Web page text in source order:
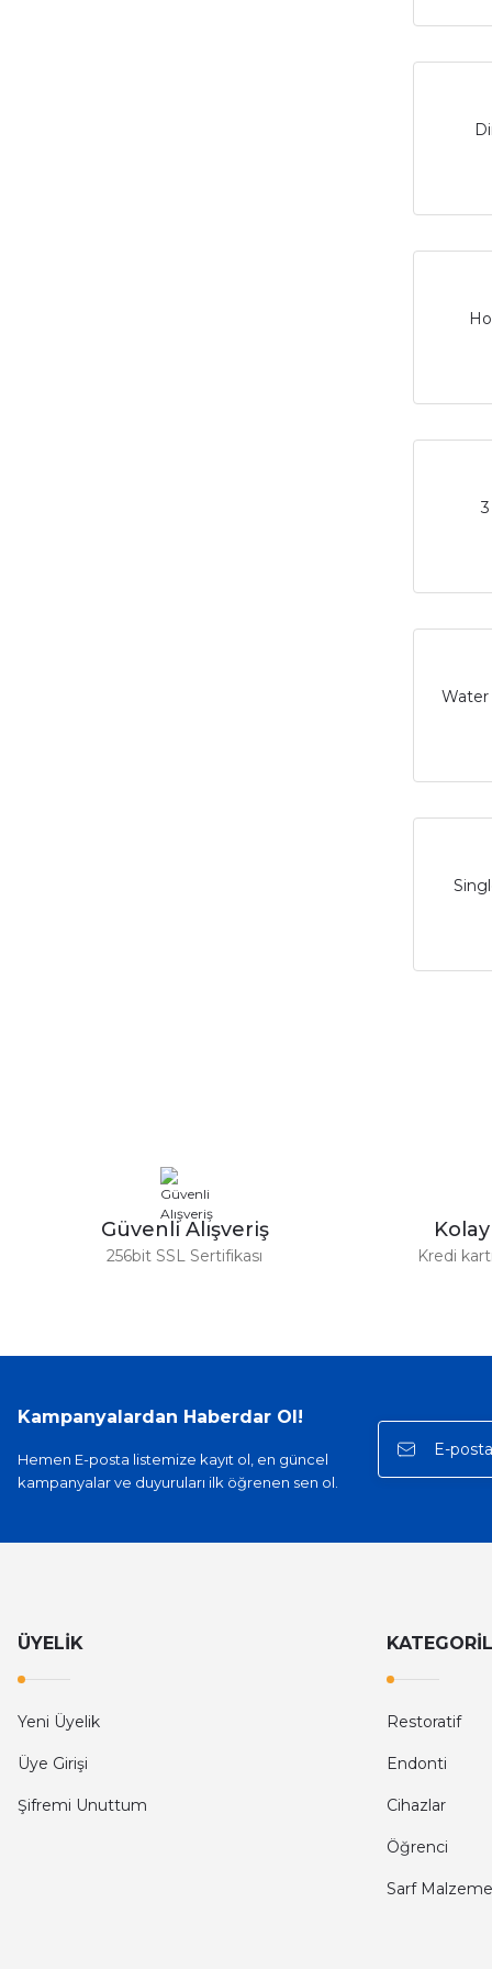
Water
Güvenli Alışveriş
256bit SSL Sertifikası Kredi
Kampanyalardan Haberdar Ol!
Hemen E-posta listemize kayıt ol, en güncel
kampanyalar ve duyuruları ilk öğrenen sen ol.
ÜYELİK
Yeni Üyelik
Üye Girişi
Şifremi Unuttum
Restoratif
Endonti
Cihazlar
Öğrenci
Sarf